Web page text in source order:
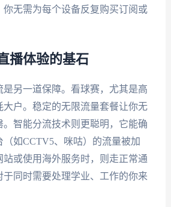
你无需为每个设备反复购买订阅或
播体验的基石
另一道保障。看球赛，尤其是高
大户。稳定的无限流量套餐让你无
。智能分流技术则更聪明，它能确
如CCTV5、咪咕）的流量被加
或使用海外服务时，则走正常通
同时需要处理学业、工作的你来